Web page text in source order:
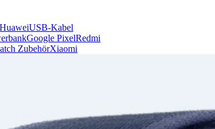
HuaweiUSB-Kabel
Google PixelRedmi
ZubehörXiaomi